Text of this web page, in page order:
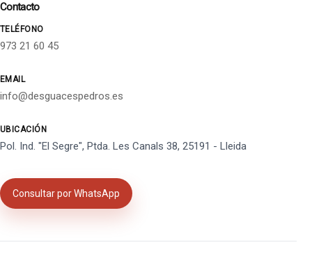
Contacto
TELÉFONO
973 21 60 45
EMAIL
info@desguacespedros.es
UBICACIÓN
Pol. Ind. "El Segre", Ptda. Les Canals 38, 25191 - Lleida
Consultar por WhatsApp